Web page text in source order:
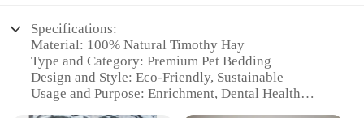
Specifications:
Material: 100% Natural Timothy Hay
Type and Category: Premium Pet Bedding
Design and Style: Eco-Friendly, Sustainable
Usage and Purpose: Enrichment, Dental Health